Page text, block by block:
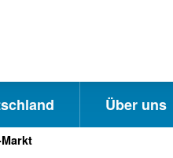
Über uns